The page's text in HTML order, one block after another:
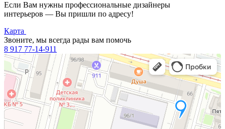
Если Вам нужны профессиональные дизайнеры
интерьеров — Вы пришли по адресу!
Карта
Звоните, мы всегда рады вам помочь
8 917 77-14-911